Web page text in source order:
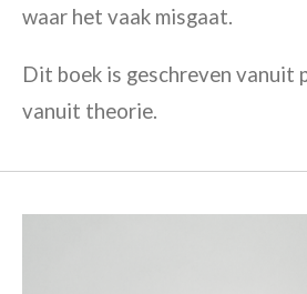
waar het vaak misgaat.
Dit boek is geschreven vanuit
vanuit theorie.